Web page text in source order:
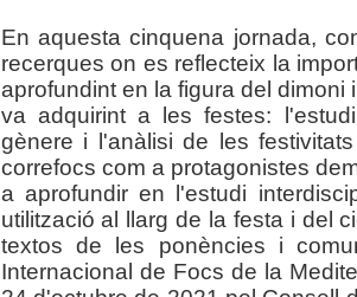
En aquesta cinquena jornada,
recerques on es reflecteix la
aprofundint en la figura del
va adquirint a les festes:
gènere i l'anàlisi de les
correfocs com a protagonistes
a aprofundir en l'estudi
utilització al llarg de la festa i del
textos de les ponències i
Internacional de Focs de la